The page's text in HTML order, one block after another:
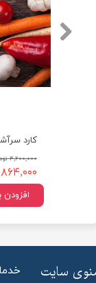
★★
★★
کارد
۴,۲۰۰,۰۰۰ تومان
۳,۸۶۴,۰۰۰
سایت